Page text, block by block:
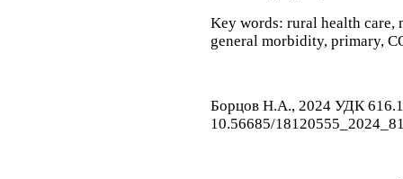
Key words: rural health care,
general morbidity, primary,
Борцов Н.А., 2024 УДК
10.56685/